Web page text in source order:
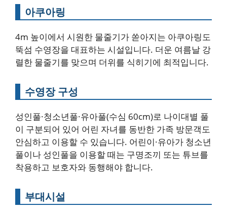
아쿠아링
4m 높이에서 시원한 물줄기가 쏟아지는 아쿠아링도
뚝섬 수영장을 대표하는 시설입니다. 더운 여름날 강
렬한 물줄기를 맞으며 더위를 식히기에 최적입니다.
수영장 구성
성인풀·청소년풀·유아풀(수심 60cm)로 나이대별 풀
이 구분되어 있어 어린 자녀를 동반한 가족 방문객도
안심하고 이용할 수 있습니다. 어린이·유아가 청소년
풀이나 성인풀을 이용할 때는 구명조끼 또는 튜브를
착용하고 보호자와 동행해야 합니다.
부대시설